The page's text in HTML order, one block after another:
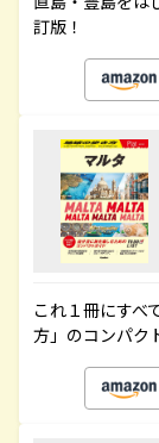
訂版！
これ１冊にすべ
方」のコンパク